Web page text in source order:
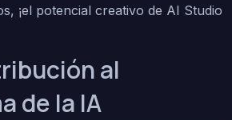
¡el potencial creativo de AI Studio
al
de la IA